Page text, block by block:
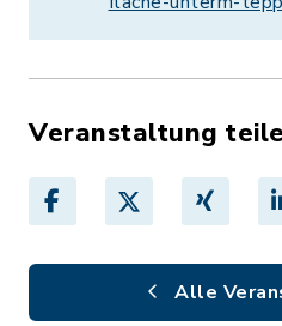
Veranstaltung
Alle